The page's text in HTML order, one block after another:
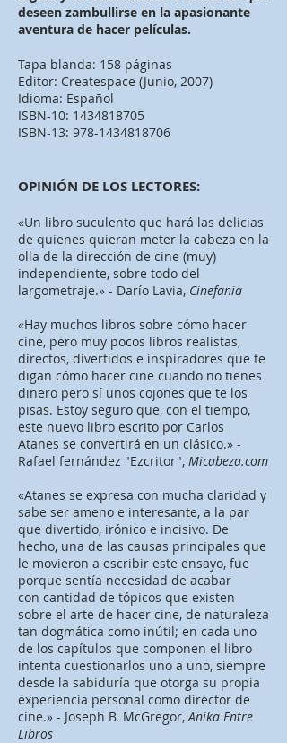
deseen zambullirse en la apasionante
aventura de hacer películas.
Tapa blanda: 158 páginas
Editor: Createspace (Junio, 2007)
Idioma: Español
ISBN-10: 1434818705
ISBN-13: 978-1434818706
OPINIÓN DE LOS LECTORES:
«Un libro suculento que hará las delicias
de quienes quieran meter la cabeza en la
olla de la dirección de cine (muy)
independiente, sobre todo del
largometraje.» - Darío Lavia, Cinefania
«Hay muchos libros sobre cómo hacer
cine, pero muy pocos libros realistas,
directos, divertidos e inspiradores que te
digan cómo hacer cine cuando no tienes
dinero pero sí unos cojones que te los
pisas. Estoy seguro que, con el tiempo,
este nuevo libro escrito por Carlos
Atanes se convertirá en un clásico.» -
Rafael fernández "Ezcritor", Micabeza.com
«Atanes se expresa con mucha claridad y
sabe ser ameno e interesante, a la par
que divertido, irónico e incisivo. De
hecho, una de las causas principales que
le movieron a escribir este ensayo, fue
porque sentía necesidad de acabar
con cantidad de tópicos que existen
sobre el arte de hacer cine, de naturaleza
tan dogmática como inútil; en cada uno
de los capítulos que componen el libro
intenta cuestionarlos uno a uno, siempre
desde la sabiduría que otorga su propia
experiencia personal como director de
cine.» - Joseph B. McGregor,Anika Entre
Libros